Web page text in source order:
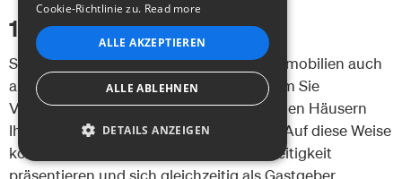
15. Veranstalten Sie Events
Sie können Ihre Lead-Generierung für Immobilien auch
auf weniger digitale Weise steigern, indem Sie
Veranstaltungen in zum Verkauf stehenden Häusern
Ihres Immobilienportfolios durchführen. Auf diese Weise
können Sie die Immobilie und ihre Vielseitigkeit
präsentieren und sich gleichzeitig als Gastgeber
SPANISH
Cookie-Richtlinie zu. Read more
ALLE AKZEPTIEREN
ALLE ABLEHNEN
DETAILS ANZEIGEN
UNBEDINGT ERFORDERLICH